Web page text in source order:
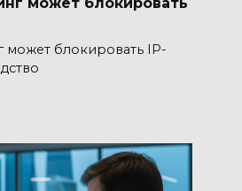
может блокировать IP-